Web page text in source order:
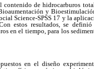
de hidrocarburos
y
Science-SPSS 17 y la
estos resultados, se definió
en el tiempo, para los
en el diseño